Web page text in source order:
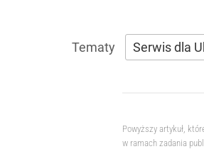
Serwis dla
Powyższy artykuł,
w ramach zadania